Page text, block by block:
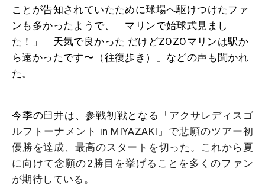
ことが告知されていたために球場へ駆けつけたファ
ンも多かったようで、「マリンで始球式見まし
た！」「天気で良かった だけどZOZOマリンは駅か
ら遠かったです〜（往復歩き）」などの声も聞かれ
た。
今季の臼井は、参戦初戦となる「アクサレディスゴ
ルフトーナメント in MIYAZAKI」で悲願のツアー初
優勝を達成、最高のスタートを切った。これから夏
に向けて念願の2勝目を挙げることを多くのファン
が期待している。